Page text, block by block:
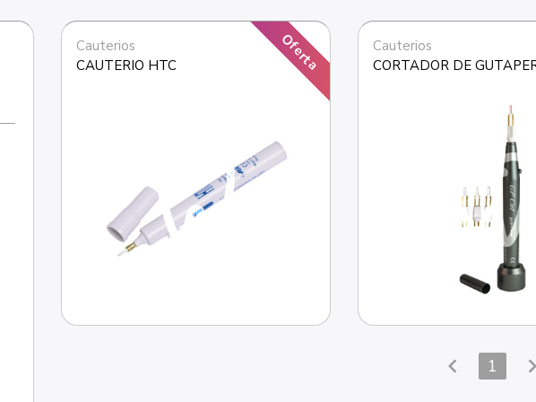
Oferta
Cauterios
CAUTERIO HTC
Cauterios
CORTADOR DE
chevron_left 1 chevron_right